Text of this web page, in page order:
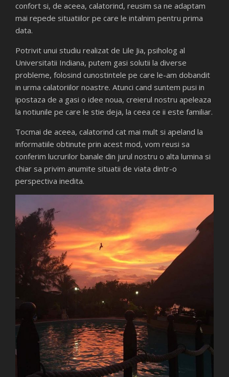
confort si, de aceea, calatorind, reusim sa ne adaptam
mai repede situatiilor pe care le intalnim pentru prima
data.
Potrivit unui studiu realizat de Lile Jia, psiholog al
Universitatii Indiana, putem gasi solutii la diverse
probleme, folosind cunostintele pe care le-am dobandit
in urma calatoriilor noastre. Atunci cand suntem pusi in
ipostaza de a gasi o idee noua, creierul nostru apeleaza
la notiunile pe care le stie deja, la ceea ce ii este familiar.
Tocmai de aceea, calatorind cat mai mult si apeland la
informatiile obtinute prin acest mod, vom reusi sa
conferim lucrurilor banale din jurul nostru o alta lumina si
chiar sa privim anumite situatii de viata dintr-o
perspectiva inedita.